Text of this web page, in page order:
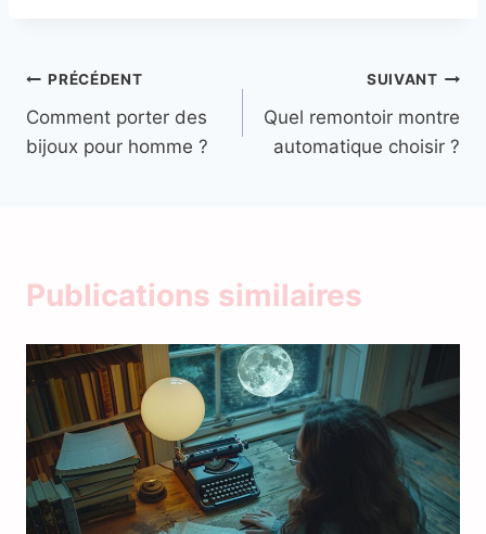
Navigation
de
PRÉCÉDENT
Comment porter des
bijoux pour homme ?
SUIVANT
Quel remontoir montre
automatique choisir ?
Publications similaires